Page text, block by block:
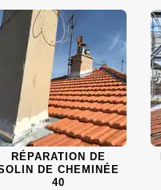
RÉPARATION DE
DE CHEMINÉE
40